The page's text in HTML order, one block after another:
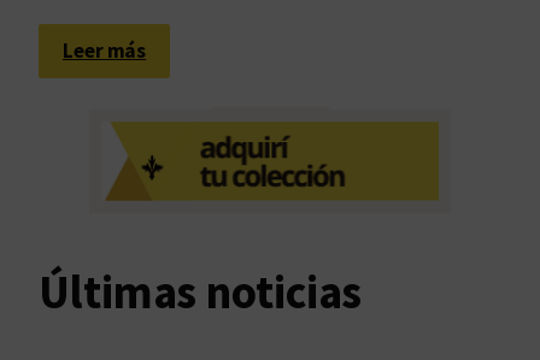
Leer más:
C
i
n
o
Últimas noticias